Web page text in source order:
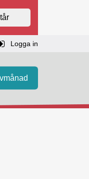
Logga in